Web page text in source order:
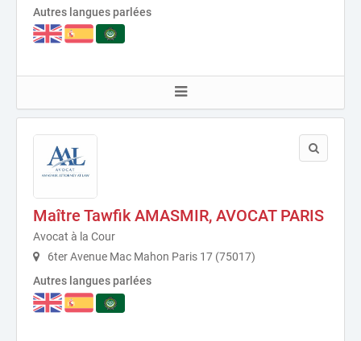
Autres langues parlées
Maître Tawfik AMASMIR, AVOCAT PARIS
Avocat à la Cour
6ter Avenue Mac Mahon Paris 17 (75017)
Autres langues parlées